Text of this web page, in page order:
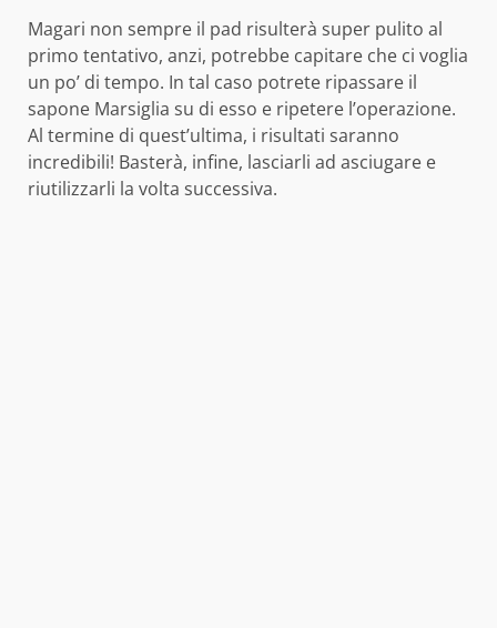
Magari non sempre il pad risulterà super pulito al
primo tentativo, anzi, potrebbe capitare che ci voglia
un po’ di tempo. In tal caso potrete ripassare il
sapone Marsiglia su di esso e ripetere l’operazione.
Al termine di quest’ultima, i risultati saranno
incredibili! Basterà, infine, lasciarli ad asciugare e
riutilizzarli la volta successiva.